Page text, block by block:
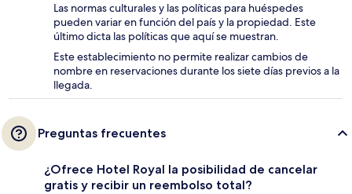
Las normas culturales y las políticas para huéspedes
pueden variar en función del país y la propiedad. Este
último dicta las políticas que aquí se muestran.
Este establecimiento no permite realizar cambios de
nombre en reservaciones durante los siete días previos a la
llegada.
Preguntas frecuentes
¿Ofrece Hotel Royal la posibilidad de cancelar
gratis y recibir un reembolso total?